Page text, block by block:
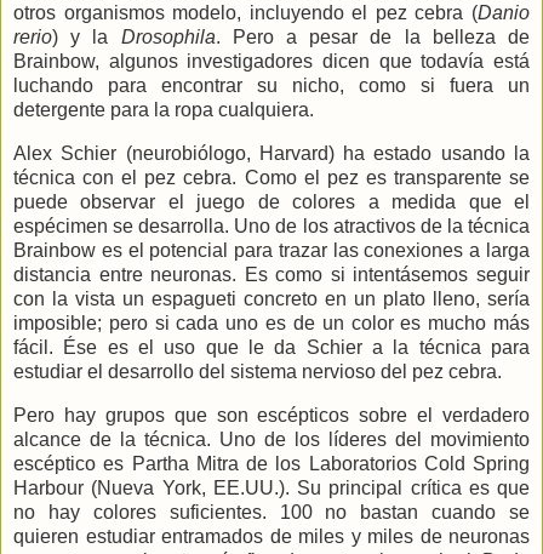
otros organismos modelo, incluyendo el pez cebra (Danio
rerio) y la Drosophila. Peroa pesar de la belleza de
Brainbow, algunos investigadores dicen que todavía está
luchando para encontrar su nicho, como si fuera un
detergente para la ropa cualquiera.
Alex Schier (neurobiólogo, Harvard) ha estado usando la
técnica con el pez cebra. Como el pez es transparente se
puede observar el juego de colores a medida que el
espécimen se desarrolla. Uno de los atractivos de la técnica
Brainbow es el potencial para trazar las conexiones a larga
distancia entre neuronas. Es como si intentásemos seguir
con la vista un espagueti concreto en un plato lleno, sería
imposible; pero si cada uno es de un color es mucho más
fácil. Ése es el uso que le da Schier a la técnica para
estudiar el desarrollo del sistema nervioso del pez cebra.
Pero hay grupos que son escépticos sobre el verdadero
alcance de la técnica. Uno de los líderes del movimiento
escéptico es Partha Mitra de los Laboratorios Cold Spring
Harbour (Nueva York, EE.UU.). Su principal crítica es que
no hay colores suficientes. 100 no bastan cuando se
quieren estudiar entramados de miles y miles de neuronas